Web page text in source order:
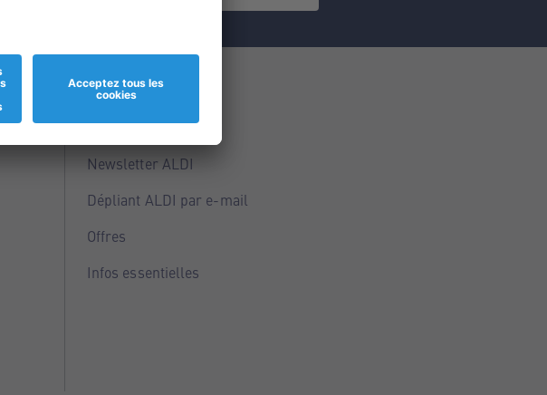
Service
Points ALDI
Newsletter ALDI
Dépliant ALDI par e-mail
Offres
Infos essentielles